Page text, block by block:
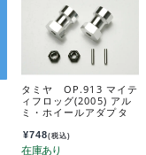
タミヤ OP.913 マイテ
ィフロッグ(2005) アル
ミ・ホイールアダプタ
¥748(税込)